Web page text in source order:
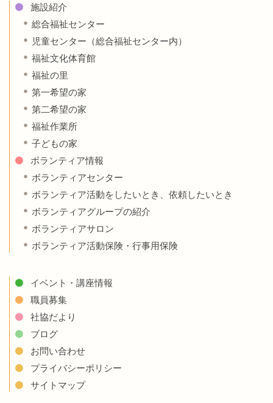
施設紹介
総合福祉センター
児童センター（総合福祉センター内）
福祉文化体育館
福祉の里
第一希望の家
第二希望の家
福祉作業所
子どもの家
ボランティア情報
ボランティアセンター
ボランティア活動をしたいとき、依頼したいとき
ボランティアグループの紹介
ボランティアサロン
ボランティア活動保険・行事用保険
イベント・講座情報
職員募集
社協だより
ブログ
お問い合わせ
プライバシーポリシー
サイトマップ